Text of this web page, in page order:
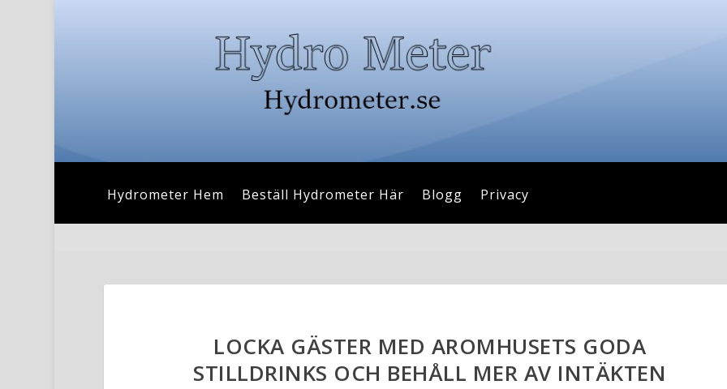
Hydrometer Hem Beställ Hydrometer Här Blogg Privacy
LOCKA GÄSTER MED AROMHUSETS GODA
STILLDRINKS OCH BEHÅLL MER AV INTÄKTEN